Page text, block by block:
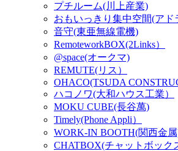
プチルーム(川上産業)
おもいっきり集中空間(アド
音守(東亜無線電機)
RemoteworkBOX(2Links）
@space(オークマ)
REMUTE(リス）
OHACO(TSUDA
ハコノワ(大和ハウス工業）
MOKU CUBE(長谷萬)
Timely(Phone Appli）
WORK-IN BOOTH(関西金
CHATBOX(チャットボック